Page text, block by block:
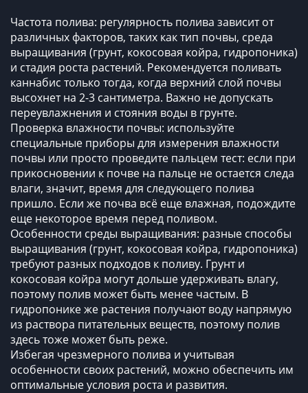
Частота полива: регулярность полива зависит от
различных факторов, таких как тип почвы, среда
выращивания (грунт, кокосовая койра, гидропоника)
и стадия роста растений. Рекомендуется поливать
каннабис только тогда, когда верхний слой почвы
высохнет на 2-3 сантиметра. Важно не допускать
переувлажнения и стояния воды в грунте.
Проверка влажности почвы: используйте
специальные приборы для измерения влажности
почвы или просто проведите пальцем тест: если при
прикосновении к почве на пальце не остается следа
влаги, значит, время для следующего полива
пришло. Если же почва всё еще влажная, подождите
еще некоторое время перед поливом.
Особенности среды выращивания: разные способы
выращивания (грунт, кокосовая койра, гидропоника)
требуют разных подходов к поливу. Грунт и
кокосовая койра могут дольше удерживать влагу,
поэтому полив может быть менее частым. В
гидропонике же растения получают воду напрямую
из раствора питательных веществ, поэтому полив
здесь тоже может быть реже.
Избегая чрезмерного полива и учитывая
особенности своих растений, можно обеспечить им
оптимальные условия роста и развития.